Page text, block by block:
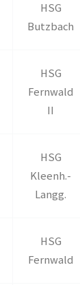
HSG
Butzbach
HSG
Fernwald
II
HSG
Kleenh.-
Langg.
HSG
Fernwald